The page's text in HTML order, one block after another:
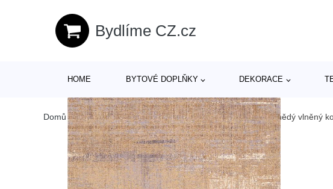
Bydlíme CZ.cz
HOME BYTOVÉ DOPLŇKY DEKORACE
Domů /Produkty/> Textil > Koberce a rohožky > Koberce/Hnědý vlněný